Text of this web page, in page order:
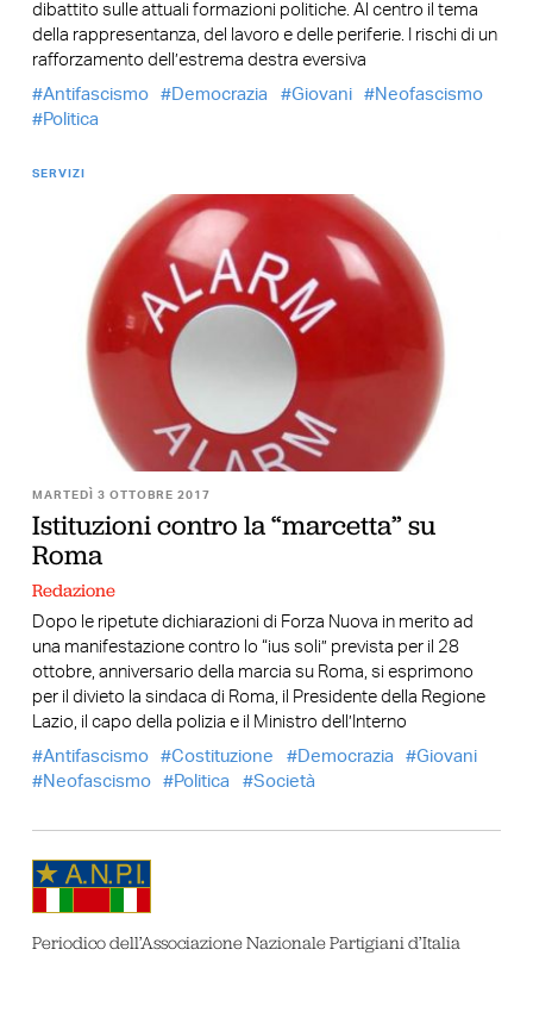
dibattito sulle attuali formazioni politiche. Al centro il tema
della rappresentanza, del lavoro e delle periferie. I rischi di un
rafforzamento dell’estrema destra eversiva
Antifascismo
Democrazia Giovani
Neofascismo
Politica
SERVIZI
MARTEDÌ 3 OTTOBRE 2017
Istituzioni contro la “marcetta” su
Roma
Redazione
Dopo le ripetute dichiarazioni di Forza Nuova in merito ad
una manifestazione contro lo “ius soli” prevista per il 28
ottobre, anniversario della marcia su Roma, si esprimono
per il divieto la sindaca di Roma, il Presidente della Regione
Lazio, il capo della polizia e il Ministro dell’Interno
Antifascismo
Costituzione Democrazia
Giovani
Neofascismo
Politica Società
Periodico dell’Associazione Nazionale Partigiani d’Italia